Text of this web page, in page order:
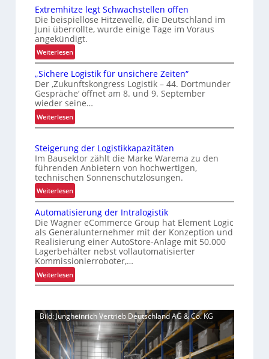
h
t
s
f
f
r
l
e
n
m
m
s
i
o
e
u
n
g
m
f
a
s
s
o
d
e
r
Extremhitze legt Schwachstellen offen
Die beispiellose Hitzewelle, die Deutschland im
Juni überrollte, wurde einige Tage im Voraus
angekündigt.
Weiterlesen:
E
x
t
r
e
m
h
t
z
e
e
g
t
S
c
h
w
a
s
t
e
l
„Sichere Logistik für unsichere Zeiten“
Der ‚Zukunftskongress Logistik – 44. Dortmunder
Gespräche‘ öffnet am 8. und 9. September
wieder seine…
Weiterlesen:
„
i
c
h
e
r
e
o
g
i
s
t
i
f
ü
r
u
n
Steigerung der Logistikkapazitäten
Im Bausektor zählt die Marke Warema zu den
führenden Anbietern von hochwertigen,
technischen Sonnenschutzlösungen.
Weiterlesen:
S
t
e
i
g
e
r
u
d
e
r
L
Automatisierung der Intralogistik
Die Wagner eCommerce Group hat Element Logic
als Generalunternehmer mit der Konzeption und
Realisierung einer AutoStore-Anlage mit 50.000
Lagerbehälter nebst vollautomatisierter
Kommissionierroboter,…
Weiterlesen:
A
t
o
m
a
t
Bild: Jungheinrich Vertrieb Deutschland AG & Co. KG